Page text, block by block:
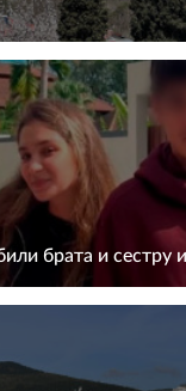
брата и сестру